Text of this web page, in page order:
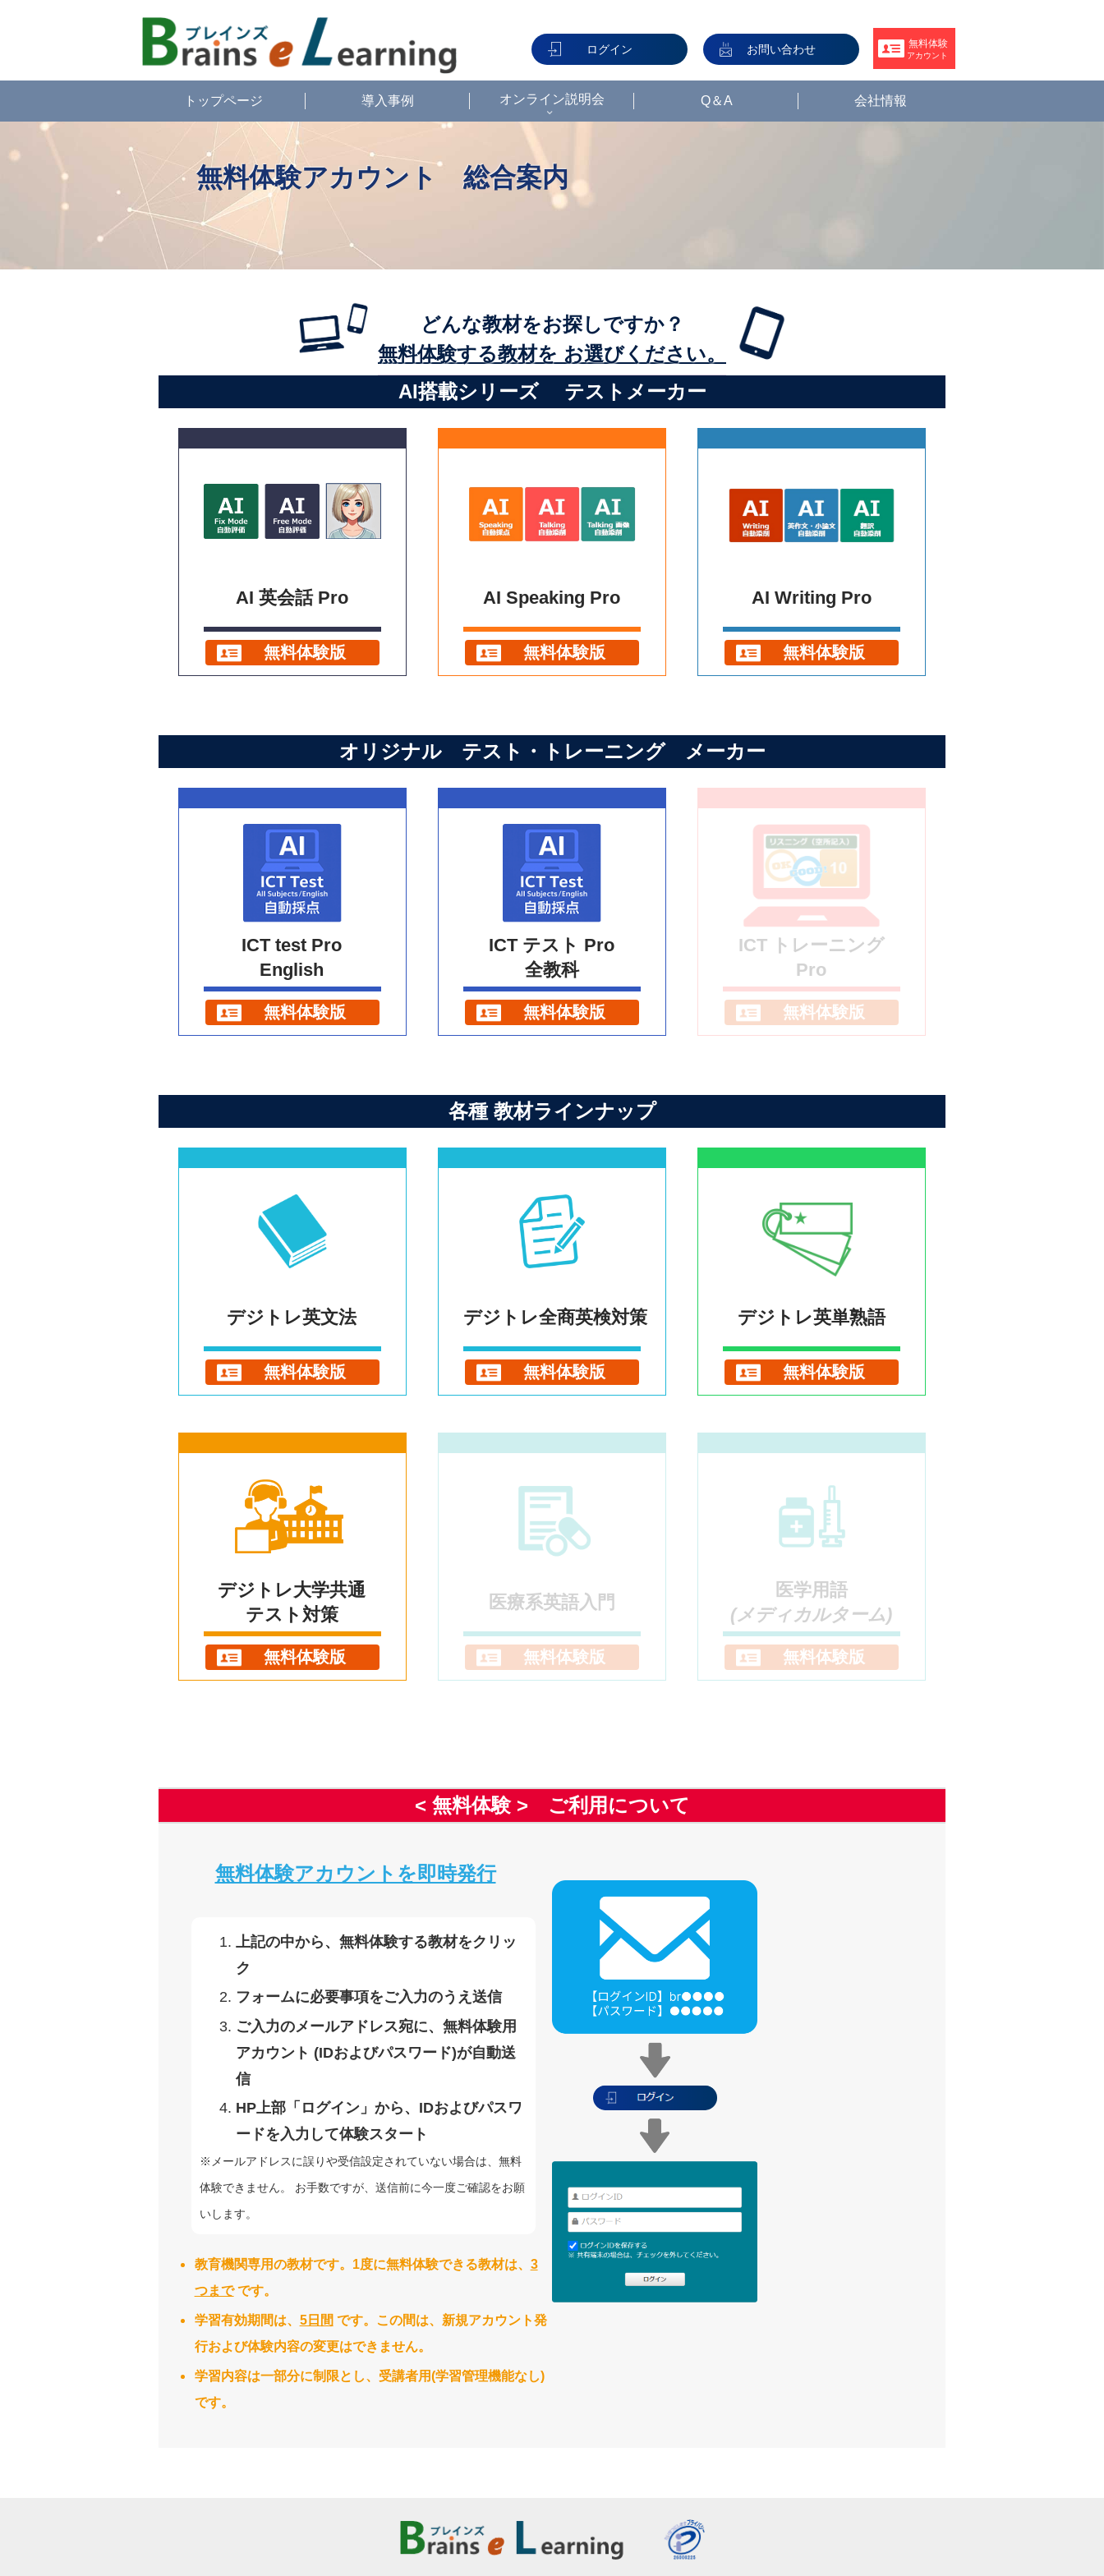
ログイン お問い合わせ 無料体験
アカウント
トップページ 導入事例 オンライン説明会 Q＆A 会社情報
どんな教材をお探しですか？
無料体験する教材を お選びください。
AI搭載シリーズ テストメーカー
AI 英会話 Pro
無料体験版
AI Speaking Pro
無料体験版
AI Writing Pro
無料体験版
オリジナル テスト・トレーニング メーカー
ICT test Pro
English
無料体験版
ICT テスト Pro
全教科
無料体験版
ICT トレーニング
Pro
無料体験版
各種 教材ラインナップ
デジトレ英文法
無料体験版
デジトレ全商英検対策
無料体験版
デジトレ英単熟語
無料体験版
デジトレ大学共通
テスト対策
無料体験版
医療系英語入門
無料体験版
医学用語
(メディカルターム)
無料体験版
< 無料体験 > ご利用について
無料体験アカウントを即時発行
上記の中から、無料体験する教材をクリッ
ク
フォームに必要事項をご入力のうえ送信
ご入力のメールアドレス宛に、無料体験用
アカウント (IDおよびパスワード)が自動送
信
HP上部「ログイン」から、IDおよびパスワ
ードを入力して体験スタート
※メールアドレスに誤りや受信設定されていない場合は、無料
体験できません。 お手数ですが、送信前に今一度ご確認をお願
いします。
教育機関専用の教材です。1度に無料体験できる教材は、 3
つまでです。
学習有効期間は、 5日間 です。この間は、新規アカウント発
行および体験内容の変更はできません。
学習内容は一部分に制限とし、受講者用(学習管理機能なし)
です。